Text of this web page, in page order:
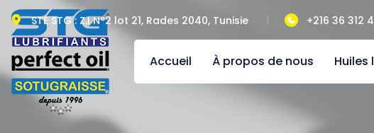
STE STG : Z.I N°2 lot 21, Rades 2040, Tunisie +216 36 312
Accueil À propos de nous Huiles